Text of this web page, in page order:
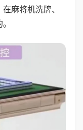
麻将机洗牌、